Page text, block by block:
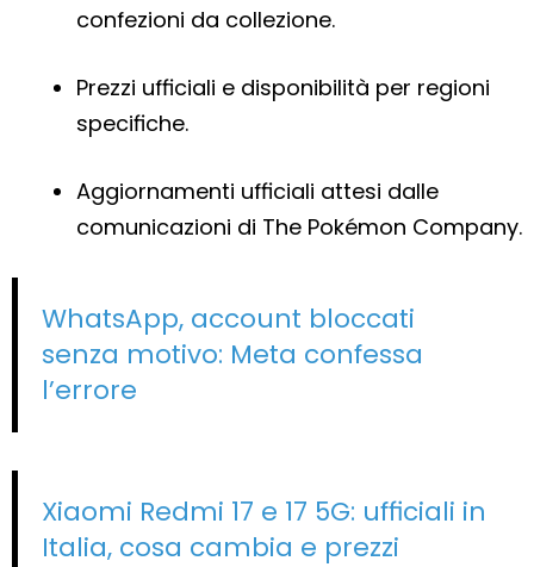
confezioni da collezione.
Prezzi ufficiali e disponibilità per regioni
specifiche.
Aggiornamenti ufficiali attesi dalle
comunicazioni di The Pokémon Company.
WhatsApp, account bloccati
senza motivo: Meta confessa
l’errore
Xiaomi Redmi 17 e 17 5G: ufficiali in
Italia, cosa cambia e prezzi